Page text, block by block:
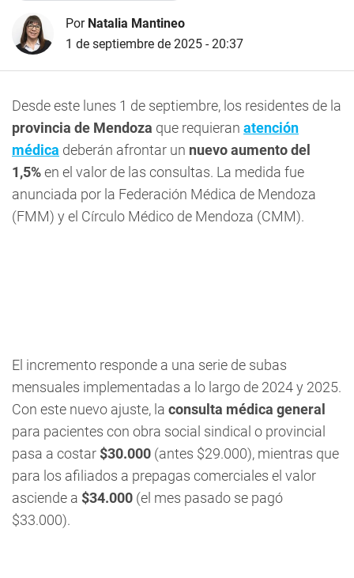
Por Natalia Mantineo
1 de septiembre de 2025 - 20:37
Desde este lunes 1 de septiembre, los residentes de la
provincia de Mendoza que requieran atención
médica deberán afrontar un nuevo aumento del
1,5%en el valor de las consultas. La medida fue
anunciada por la Federación Médica de Mendoza
(FMM) y el Círculo Médico de Mendoza (CMM).
El incremento responde a una serie de subas
mensuales implementadas a lo largo de 2024 y 2025.
Con este nuevo ajuste, la consulta médica general
para pacientes con obra social sindical o provincial
pasa a costar $30.000 (antes $29.000), mientras que
para los afiliados a prepagas comerciales el valor
asciende a $34.000 (el mes pasado se pagó
$33.000).